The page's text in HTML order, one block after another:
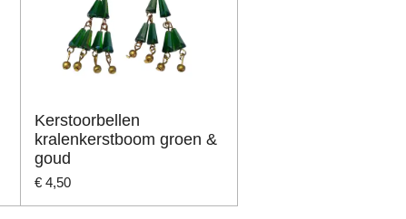
Kerstoorbellen
kralenkerstboom groen &
goud
€ 4,50